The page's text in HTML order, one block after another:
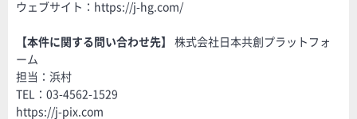
ウェブサイト：https://j-hg.com/
【本件に関する問い合わせ先】
株式会社日本共創プラットフォ
ーム
担当：浜村
TEL：03-4562-1529
https://j-pix.com